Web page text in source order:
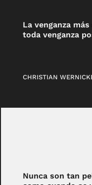
La venganza
toda venganza
CHRISTIAN
Nunca son tan